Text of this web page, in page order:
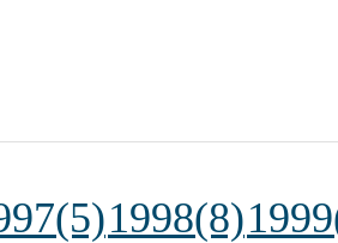
1998(8)